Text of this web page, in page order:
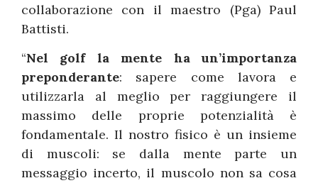
collaborazione con il maestro (Pga) Paul
Battisti.
“Nel golf la mente ha un’importanza
preponderante: sapere come lavora e
utilizzarla al meglio per raggiungere il
massimo delle proprie potenzialità è
fondamentale. Il nostro fisico è un insieme
di muscoli: se dalla mente parte un
messaggio incerto, il muscolo non sa cosa